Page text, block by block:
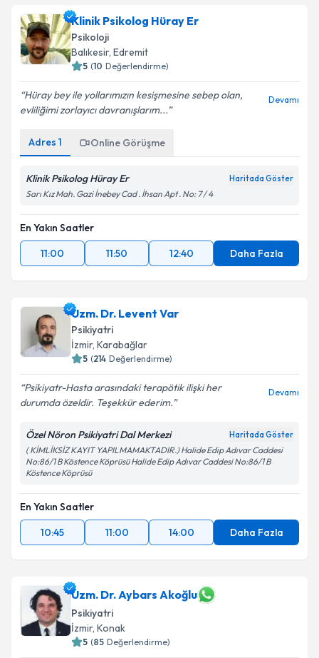
Klinik Psikolog Hüray Er
Psikoloji
Balıkesir, Edremit
5 (10 Değerlendirme)
Hüray bey ile yollarımızın kesişmesine sebep olan,
evliliğimi zorlayıcı davranışlarım...
Devamı
Adres 1 Online Görüşme
Klinik Psikolog Hüray Er Haritada Göster
Sarı Kız Mah. Gazi İnebey Cad . İhsan Apt . No: 7 / 4
En Yakın Saatler
11:00
11:50 12:40 Daha Fazla
Uzm. Dr. Levent Var
Psikiyatri
İzmir, Karabağlar
5 (214 Değerlendirme)
Psikiyatr-Hasta arasındaki terapötik ilişki her
durumda özeldir. Teşekkür ederim.
Devamı
Özel Nöron Psikiyatri Dal Merkezi Haritada Göster
( KİMLİKSİZ KAYIT YAPILMAMAKTADIR.) Halide Edip Adıvar Caddesi
No:86/1 B Köstence Köprüsü Halide Edip Adıvar Caddesi No:86/1 B
Köstence Köprüsü
En Yakın Saatler
10:45
11:00 14:00 Daha Fazla
Uzm. Dr. Aybars Akoğlu
Psikiyatri
İzmir, Konak
5 (85 Değerlendirme)